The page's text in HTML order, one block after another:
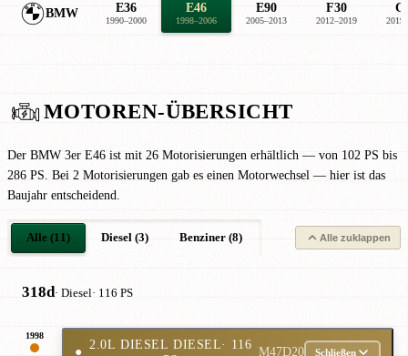
BMW E36
1990–2000
E46
1998–2006
E90
2005–2013
F30
2012–2019
MOTOREN-ÜBERSICHT
Der BMW 3er E46 ist mit 26 Motorisierungen erhältlich — von 102 PS bis
286 PS. Bei 2 Motorisierungen gab es einen Motorwechsel — hier ist das
Baujahr entscheidend.
Alle (11) Diesel (3) Benziner (8) Alle zuklappen
318d· Diesel· 116 PS
1998
●
2.0L DIESEL DIESEL· 116
M47D20 Schließen